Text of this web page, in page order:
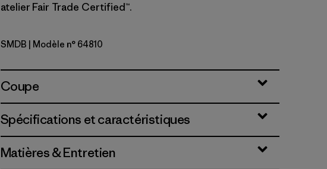
atelier Fair Trade Certified™.
Smolder Blue
SMDB | Modèle n° 64810
Coupe
Spécifications et caractéristiques
Matières & Entretien